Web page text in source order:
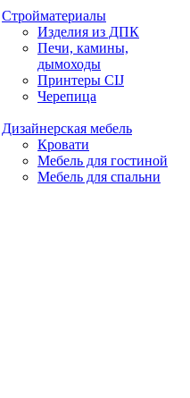
Стройматериалы
Изделия из ДПК
Печи, камины,
дымоходы
Принтеры CIJ
Черепица
Дизайнерская мебель
Кровати
Мебель для гостиной
Мебель для спальни